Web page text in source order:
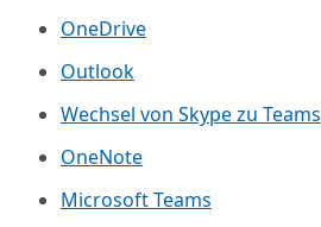
OneDrive
Outlook
Wechsel von Skype zu Teams
OneNote
Microsoft Teams